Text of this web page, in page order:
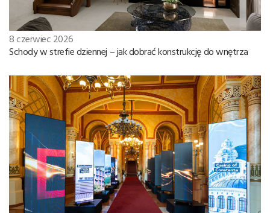
8 czerwiec 2026
Schody w strefie dziennej – jak dobrać konstrukcję do wnętrza